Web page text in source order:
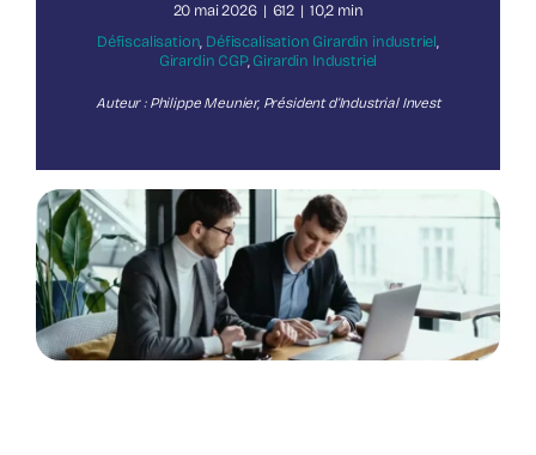
20 mai 2026 | 612 | 10,2 min
Défiscalisation, Défiscalisation Girardin industriel,
Girardin CGP,Girardin Industriel
Auteur : Philippe Meunier, Président d’Industrial Invest